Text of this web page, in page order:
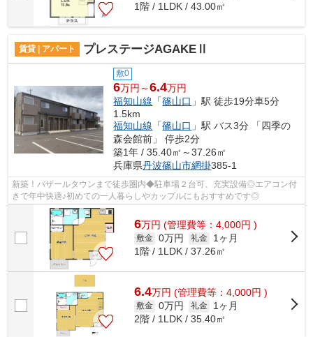
1階 / 1LDK / 43.00㎡
賃貸 | アパート プレステージAGAKEⅡ
敷0
6万円～6.4万円
福知山線 「篠山口 」駅 徒歩19分車5分
1.5km
福知山線 「篠山口 」駅 バス3分 「四季の
森会館前」 停歩2分
築1年 / 35.40㎡～37.26㎡
兵庫県丹波篠山市網掛385-1
新築！バザールタウンまで徒歩圏内◆駐車場２台可、充実設備◎エアコン付
きで年中快適♪初めての一人暮らしやカップルにもおすすめです◎
6万円 (管理費等：4,000円 )
敷金 0万円 礼金
1ヶ月
1階 / 1LDK / 37.26㎡
6.4万円 (管理費等：4,000円 )
敷金 0万円 礼金
1ヶ月
2階 / 1LDK / 35.40㎡